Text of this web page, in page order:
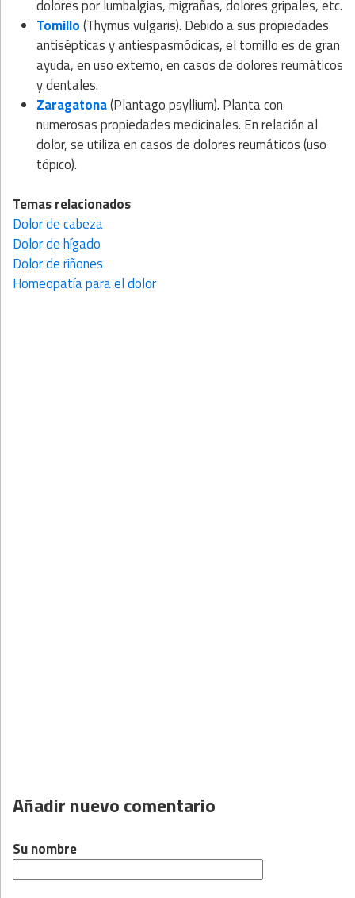
dolores por lumbalgias, migrañas, dolores gripales, etc.
Tomillo(Thymus vulgaris). Debido a sus propiedades
antisépticas y antiespasmódicas, el tomillo es de gran
ayuda, en uso externo, en casos de dolores reumáticos
y dentales.
Zaragatona(Plantago psyllium). Planta con
numerosas propiedades medicinales. En relación al
dolor, se utiliza en casos de dolores reumáticos (uso
tópico).
Temas relacionados
Dolor de cabeza
Dolor de hígado
Dolor de riñones
Homeopatía para el dolor
Añadir nuevo comentario
Su nombre